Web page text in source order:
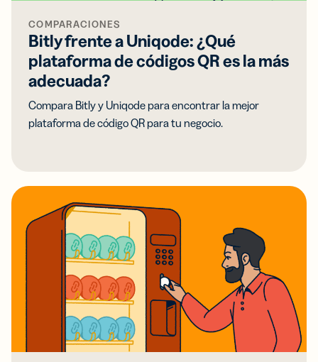
COMPARACIONES
Bitly frente a Uniqode: ¿Qué
plataforma de códigos QR es la más
adecuada?
Compara Bitly y Uniqode para encontrar la mejor
plataforma de código QR para tu negocio.